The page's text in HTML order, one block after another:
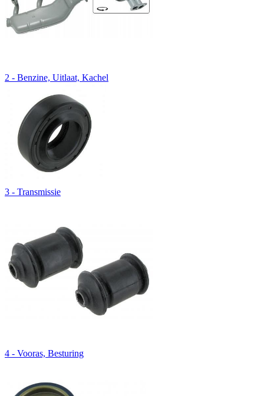
2 - Benzine, Uitlaat, Kachel
3 - Transmissie
4 - Vooras, Besturing